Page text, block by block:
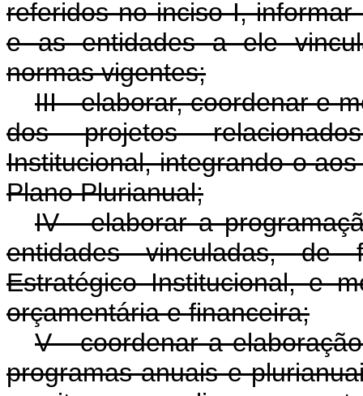
referidos no inciso I,
e as entidades a ele
normas vigentes;
III - elaborar, coordenar e
dos projetos
Institucional, integrando-o
Plano Plurianual;
IV - elaborar a
entidades vinculadas, de
Estratégico Institucional, e
orçamentária e financeira;
V - coordenar a
programas anuais e